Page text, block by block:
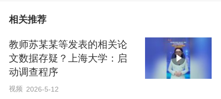
相关推荐
教师苏某某等发表的相关论
文数据存疑？上海大学：启
动调查程序
视频 2026-5-12